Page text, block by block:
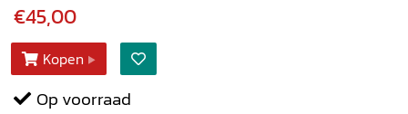
€45,00
Kopen
Op voorraad